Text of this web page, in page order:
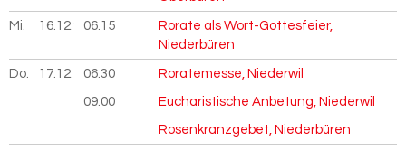
Mi. 16.12. 2026
06.15
Rorate als Wort-Gottesfeier,
Niederbüren
Do. 17.12. 2026
06.30 Roratemesse, Niederwil
09.00 Eucharistische Anbetung, Niederwil
Rosenkranzgebet, Niederbüren